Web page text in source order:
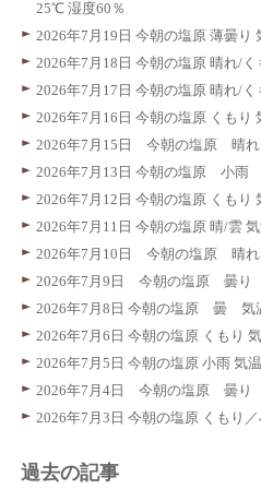
25℃ 湿度60％
2026年7月19日 今朝の塩原 薄曇り
2026年7月18日 今朝の塩原 晴れ/
2026年7月17日 今朝の塩原 晴れ/
2026年7月16日 今朝の塩原 くもり
2026年7月15日 今朝の塩原 晴
2026年7月13日 今朝の塩原 小
2026年7月12日 今朝の塩原 くもり
2026年7月11日 今朝の塩原 晴/雲
2026年7月10日 今朝の塩原 晴
2026年7月9日 今朝の塩原 曇
2026年7月8日 今朝の塩原 曇
2026年7月6日 今朝の塩原 くもり
2026年7月5日 今朝の塩原 小雨 気
2026年7月4日 今朝の塩原 曇
2026年7月3日 今朝の塩原 くもり
過去の記事